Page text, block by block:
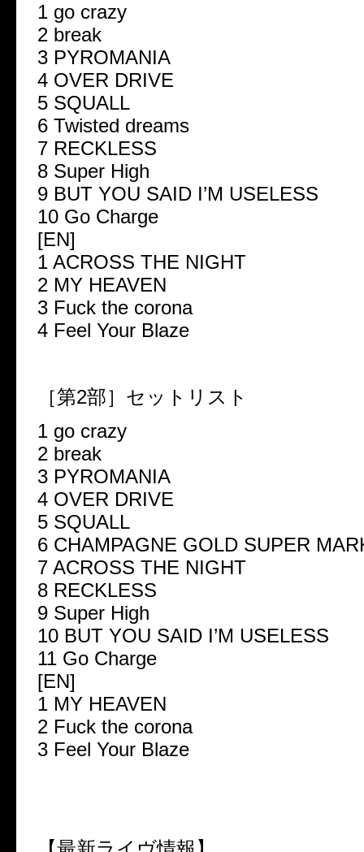
1 go crazy
2 break
3 PYROMANIA
4 OVER DRIVE
5 SQUALL
6 Twisted dreams
7 RECKLESS
8 Super High
9 BUT YOU SAID I’M USELESS
10 Go Charge
[EN]
1 ACROSS THE NIGHT
2 MY HEAVEN
3 Fuck the corona
4 Feel Your Blaze
［第2部］セットリスト
1 go crazy
2 break
3 PYROMANIA
4 OVER DRIVE
5 SQUALL
6 CHAMPAGNE GOLD SUPER
7 ACROSS THE NIGHT
8 RECKLESS
9 Super High
10 BUT YOU SAID I’M USELESS
11 Go Charge
[EN]
1 MY HEAVEN
2 Fuck the corona
3 Feel Your Blaze